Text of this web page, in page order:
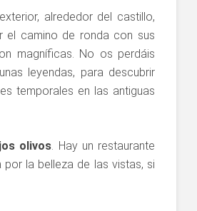
alrededor del castillo,
el camino de ronda con sus
magníficas. No os perdáis
leyendas, para descubrir
temporales en las antiguas
olivos. Hay un restaurante
la belleza de las vistas, si